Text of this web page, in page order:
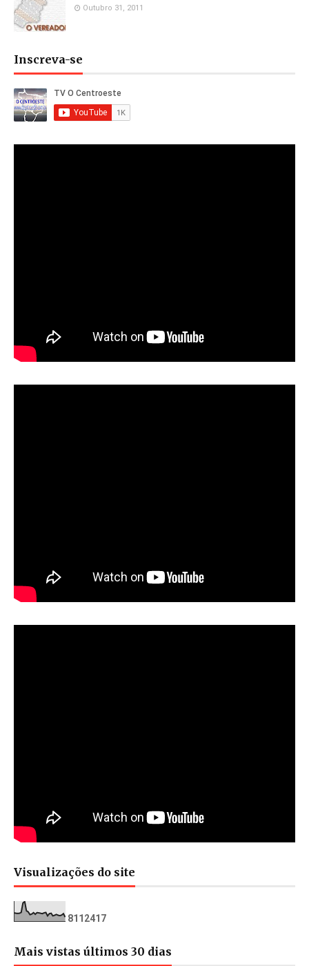
Outubro 31, 2011
Inscreva-se
Visualizações do site
81 1 241 7
Mais vistas últimos 30 dias